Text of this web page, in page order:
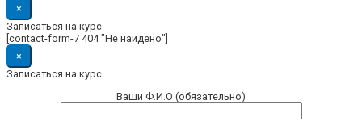
×
Записаться на курс
[contact-form-7 404 "Не найдено"]
×
Записаться на курс
Ваши Ф.И.О (обязательно)